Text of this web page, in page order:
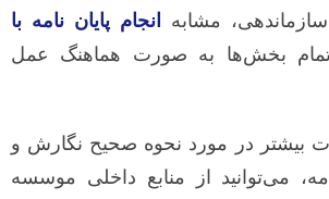
مشابه
انجام پایان نامه با
بخش‌ها به صورت هماهنگ عمل
بیشتر در مورد نحوه صحیح نگارش و
می‌توانید از منابع داخلی موسسه